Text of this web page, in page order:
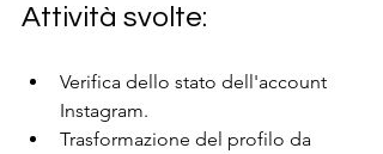
Attività svolte:
Verifica dello stato dell'account
Instagram.
Trasformazione del profilo da